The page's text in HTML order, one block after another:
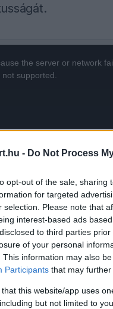
- Do Not Process
opt-out of the sale,
for targeted
selection. Please note that
interest-based ads
to third parties
of your personal
This information may also
Participants that may further
that this website/app uses
but not limited to
the server or network
supported.
jelenetet